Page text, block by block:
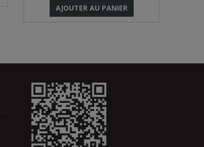
AJOUTER AU PANIER